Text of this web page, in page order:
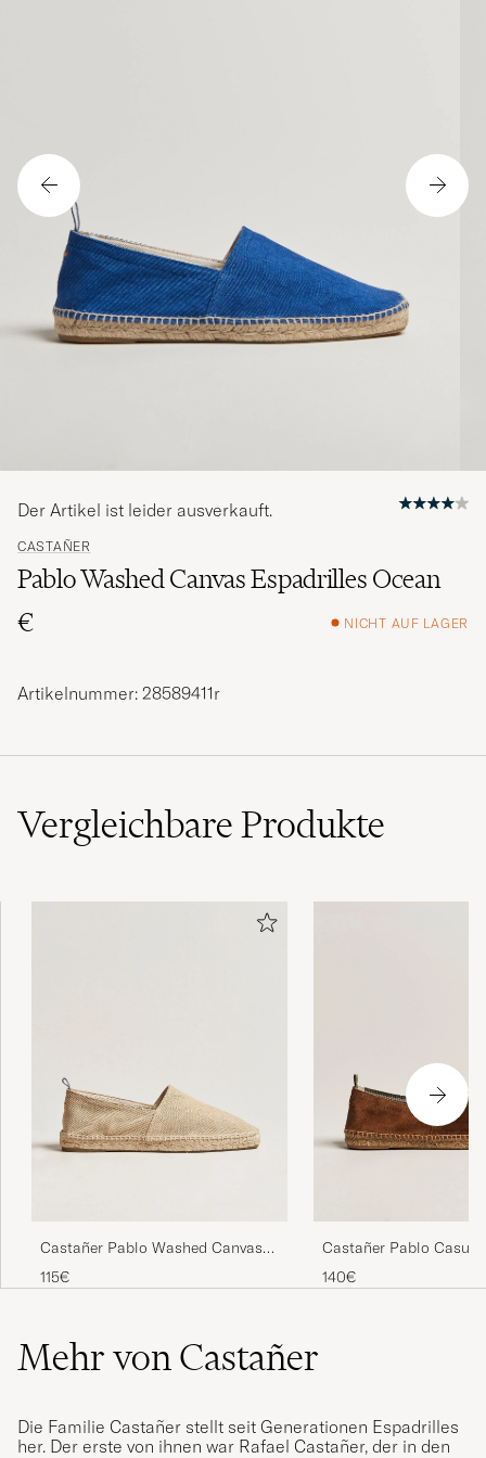
CASTAÑER
Pablo Washed Canvas Espadrilles Ocean
€
NICHT AUF LAGER
Der Artikel ist leider ausverkauft.
Artikelnummer: 28589411r
VergleichbareProdukte
Castañer Pablo Washed Canvas
Espadrilles Sand
115€
Castañer Pablo Casual
Espadrilles Cuero
140€
Mehr von Castañer
Die Familie Castañer stellt seit Generationen Espadrilles
her. Der erste von ihnen war Rafael Castañer, der in den